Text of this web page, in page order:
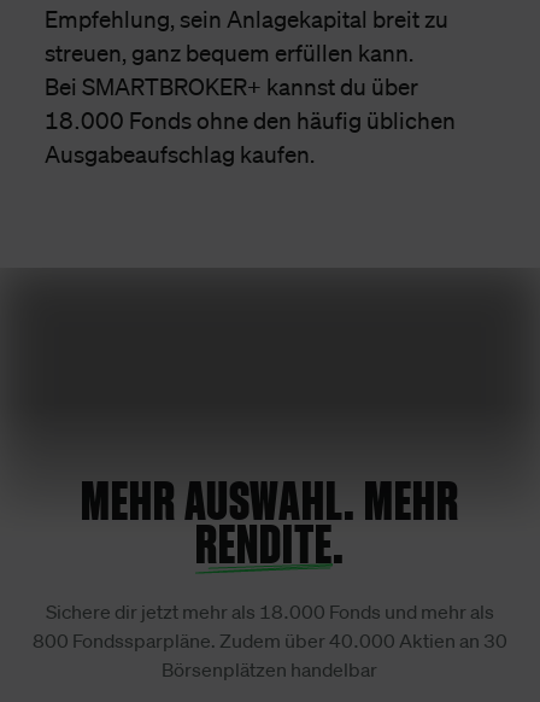
Empfehlung, sein Anlagekapital breit zu
streuen, ganz bequem erfüllen kann.
Bei SMARTBROKER+ kannst du über
18.000 Fonds ohne den häufig üblichen
Ausgabeaufschlag kaufen.
MEHR AUSWAHL. MEHR
RENDITE.
Sichere dir jetzt mehr als 18.000 Fonds und mehr als
800 Fondssparpläne. Zudem über 40.000 Aktien an 30
Börsenplätzen handelbar